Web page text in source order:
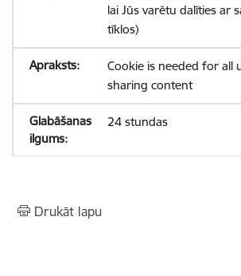
lai Jūs varētu dalīties ar
tīklos)
Cookie is needed for all
sharing content
24 stundas
Drukāt lapu